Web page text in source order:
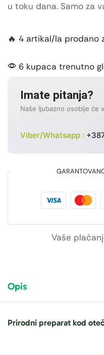
u toku dana. Samo za
🔥 4 artikal/la prodano
6 kupaca trenutno
Imate pitanja?
Naše ljubazno osoblje će
Viber/Whatsapp :
Vaše
Opis
Prirodni preparat kod